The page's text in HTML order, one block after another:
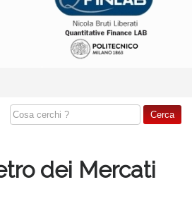
dei Mercati